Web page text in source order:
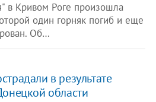
в Кривом Роге произошла
один горняк погиб и еще
Об…
в результате
области